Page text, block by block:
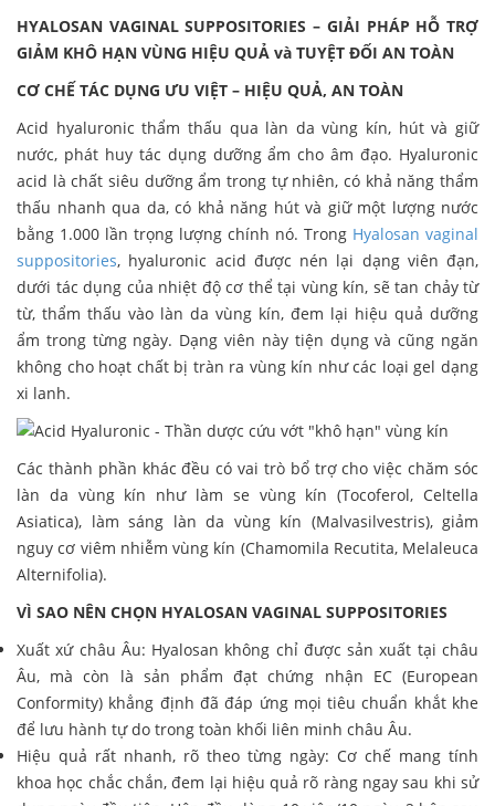
HYALOSAN VAGINAL SUPPOSITORIES – GIẢI PHÁP HỖ TRỢ
GIẢM KHÔ HẠN VÙNG HIỆU QUẢ và TUYỆT ĐỐI AN TOÀN
CƠ CHẾ TÁC DỤNG ƯU VIỆT – HIỆU QUẢ, AN TOÀN
Acid hyaluronic thẩm thấu qua làn da vùng kín, hút và giữ
nước, phát huy tác dụng dưỡng ẩm cho âm đạo. Hyaluronic
acid là chất siêu dưỡng ẩm trong tự nhiên, có khả năng thẩm
thấu nhanh qua da, có khả năng hút và giữ một lượng nước
bằng 1.000 lần trọng lượng chính nó. Trong Hyalosan vaginal
suppositories, hyaluronic acid được nén lại dạng viên đạn,
dưới tác dụng của nhiệt độ cơ thể tại vùng kín, sẽ tan chảy từ
từ, thẩm thấu vào làn da vùng kín, đem lại hiệu quả dưỡng
ẩm trong từng ngày. Dạng viên này tiện dụng và cũng ngăn
không cho hoạt chất bị tràn ra vùng kín như các loại gel dạng
xi lanh.
Các thành phần khác đều có vai trò bổ trợ cho việc chăm sóc
làn da vùng kín như làm se vùng kín (Tocoferol, Celtella
Asiatica), làm sáng làn da vùng kín (Malvasilvestris), giảm
nguy cơ viêm nhiễm vùng kín (Chamomila Recutita, Melaleuca
Alternifolia).
VÌ SAO NÊN CHỌN HYALOSAN VAGINAL SUPPOSITORIES
Xuất xứ châu Âu: Hyalosan không chỉ được sản xuất tại châu
Âu, mà còn là sản phẩm đạt chứng nhận EC (European
Conformity) khẳng định đã đáp ứng mọi tiêu chuẩn khắt khe
để lưu hành tự do trong toàn khối liên minh châu Âu.
Hiệu quả rất nhanh, rõ theo từng ngày: Cơ chế mang tính
khoa học chắc chắn, đem lại hiệu quả rõ ràng ngay sau khi sử